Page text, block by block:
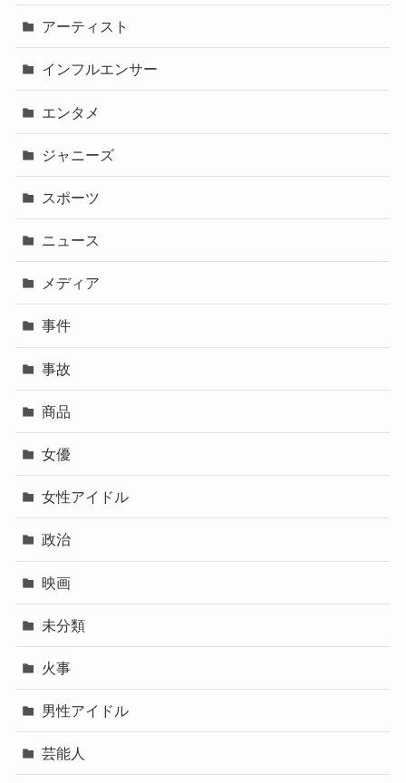
アーティスト
インフルエンサー
エンタメ
ジャニーズ
スポーツ
ニュース
メディア
事件
事故
商品
女優
女性アイドル
政治
映画
未分類
火事
男性アイドル
芸能人